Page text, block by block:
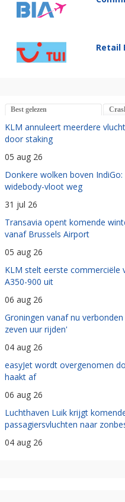
Retail
Best gelezen
KLM annuleert meerdere
door staking
05 aug 26
Donkere wolken boven
widebody-vloot weg
31 jul 26
Transavia opent komende
vanaf Brussels Airport
05 aug 26
KLM stelt eerste commerciële
A350-900 uit
06 aug 26
Groningen vanaf nu
zeven uur rijden'
04 aug 26
easyJet wordt overgenomen
haakt af
06 aug 26
Luchthaven Luik krijgt
passagiersvluchten naar
04 aug 26